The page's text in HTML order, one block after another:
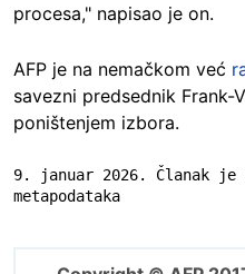
procesa," napisao je on.
AFP je na nemačkom već
savezni predsednik Frank-
poništenjem izbora.
9. januar 2026. Članak je
metapodataka